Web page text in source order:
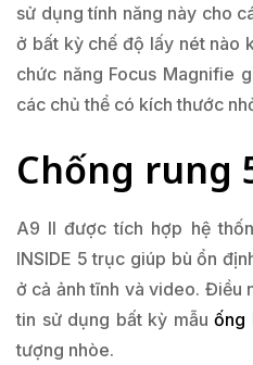
sử dụng tính năng này cho
ở bất kỳ chế độ lấy nét nào
chức năng Focus Magnifie
các chủ thể có kích thước
Chống rung
A9 II được tích hợp hệ
INSIDE 5 trục giúp bù ổn
ở cả ảnh tĩnh và video. Điều
tin sử dụng bất kỳ mẫu ống
tượng nhòe.